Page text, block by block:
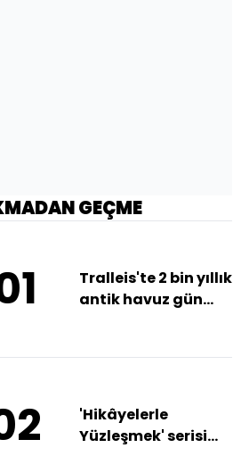
GEÇME
Tralleis'te 2 bin yıllık
antik havuz gün
'Hikâyelerle
Yüzleşmek' serisi